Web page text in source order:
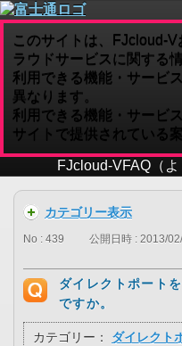
このサイトは、FJcloud-
ラウドサービスに関する
利用できる機能・サービ
異なります。
利用できる機能・サービ
サイトで提供されている
FJcloud-VFAQ（よ
カテゴリー表示
No : 439 公開日時 : 2013/
ダイレクトポート
ですか。
カテゴリー： ダイレクト